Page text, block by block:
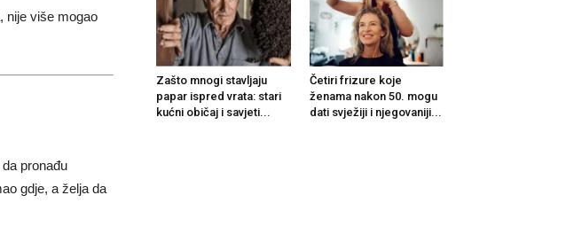
nije više mogao
pronađu
gdje, a želja da
Zašto mnogi stavljaju
papar ispred vrata: stari
kućni običaj i savjeti...
Četiri frizure koje
ženama nakon 50. mogu
dati svježiji i njegovaniji...